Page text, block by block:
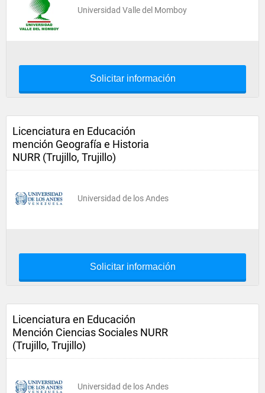
Universidad Valle del Momboy
Solicitar información
Licenciatura en Educación
mención Geografía e Historia
NURR (Trujillo, Trujillo)
Universidad de los Andes
Solicitar información
Licenciatura en Educación
Mención Ciencias Sociales NURR
(Trujillo, Trujillo)
Universidad de los Andes